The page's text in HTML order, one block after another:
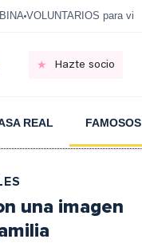
VOLUNTARIOS para
Hazte socio
REAL FAMOSOS
una imagen